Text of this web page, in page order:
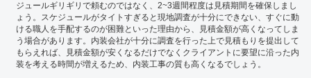
ジュールギリギリで頼むのではなく、2~3週間程度は見積期間を確保しまし
ょう。スケジュールがタイトすぎると現地調査が十分にできない、すぐに動
ける職人を手配するのが困難といった理由から、見積金額が高くなってしま
う場合があります。内装会社が十分に調査を行った上で見積もりを提出して
もらえれば、見積金額が安くなるだけでなくクライアントに要望に沿った内
装を考える時間が増えるため、内装工事の質も高くなるでしょう。